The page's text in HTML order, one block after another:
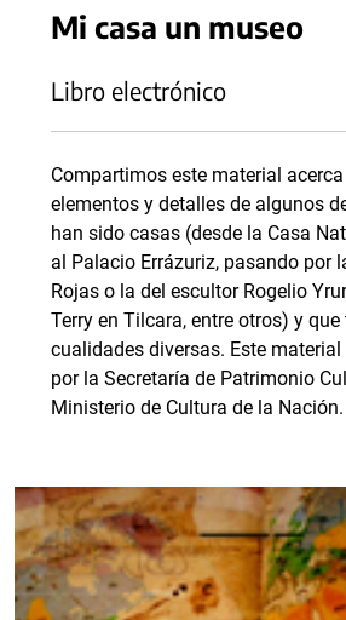
Mi casa un museo
Libro electrónico
Compartimos este material
elementos y detalles de algunos
han sido casas (desde la Casa
al Palacio Errázuriz, pasando por
Rojas o la del escultor Rogelio
Terry en Tilcara, entre otros) y que
cualidades diversas. Este
por la Secretaría de Patrimonio
Ministerio de Cultura de la Nación.